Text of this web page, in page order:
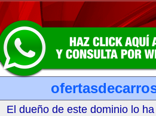
El dueño de este dominio lo